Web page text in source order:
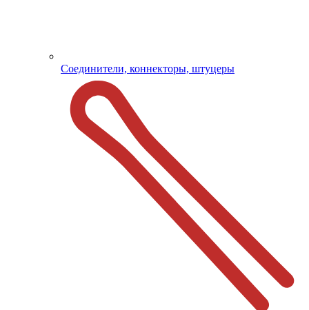
Соединители, коннекторы, штуцеры